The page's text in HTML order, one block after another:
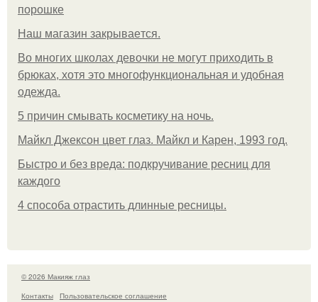
порошке
Нaш магaзин зaкрывaeтся.
Во многих школах девочки не могут приходить в
брюках, хотя это многофункциональная и удобная
одежда.
5 причин смывать косметику на ночь.
Майкл Джексон цвет глаз. Майкл и Карен, 1993 год.
Быстро и без вреда: подкручивание ресниц для
каждого
4 способа отрастить длинные ресницы.
© 2026 Макияж глаз
Контакты
Пользовательское соглашение